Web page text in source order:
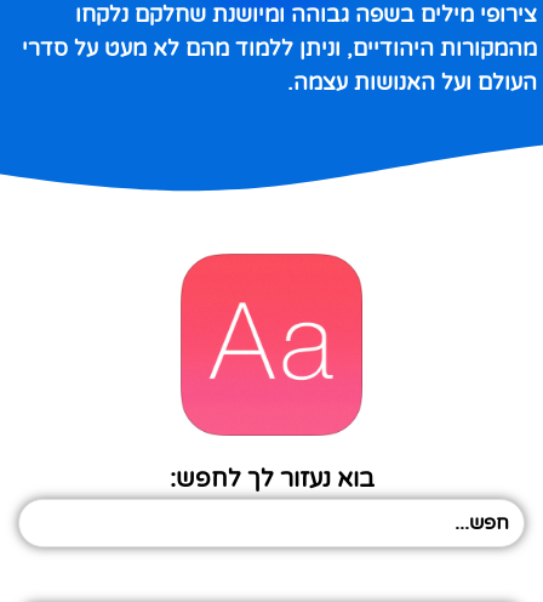
צירופי מילים בשפה גבוהה ומיושנת שחלקם נלקחו
מהמקורות היהודיים, וניתן ללמוד מהם לא מעט על סדרי
העולם ועל האנושות עצמה.
בוא נעזור לך לחפש: